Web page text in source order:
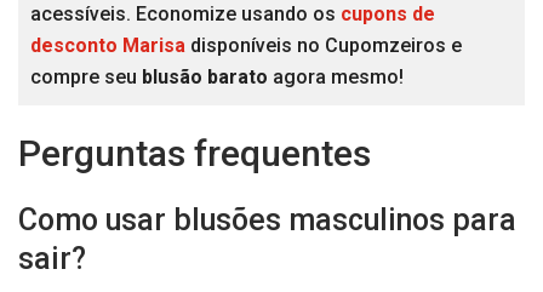
acessíveis. Economize usando os cupons de
desconto Marisa disponíveis no Cupomzeiros e
compre seu blusão barato agora mesmo!
Perguntas frequentes
Como usar blusões masculinos para
sair?